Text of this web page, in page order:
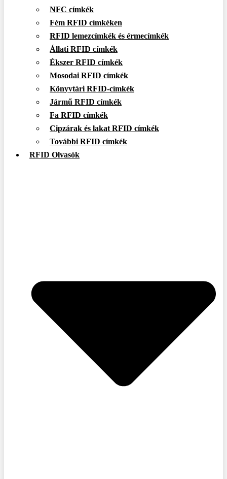
NFC címkék
Fém RFID címkéken
RFID lemezcímkék és érmecímkék
Állati RFID címkék
Ékszer RFID címkék
Mosodai RFID címkék
Könyvtári RFID-címkék
Jármű RFID címkék
Fa RFID címkék
Cipzárak és lakat RFID címkék
További RFID címkék
RFID Olvasók